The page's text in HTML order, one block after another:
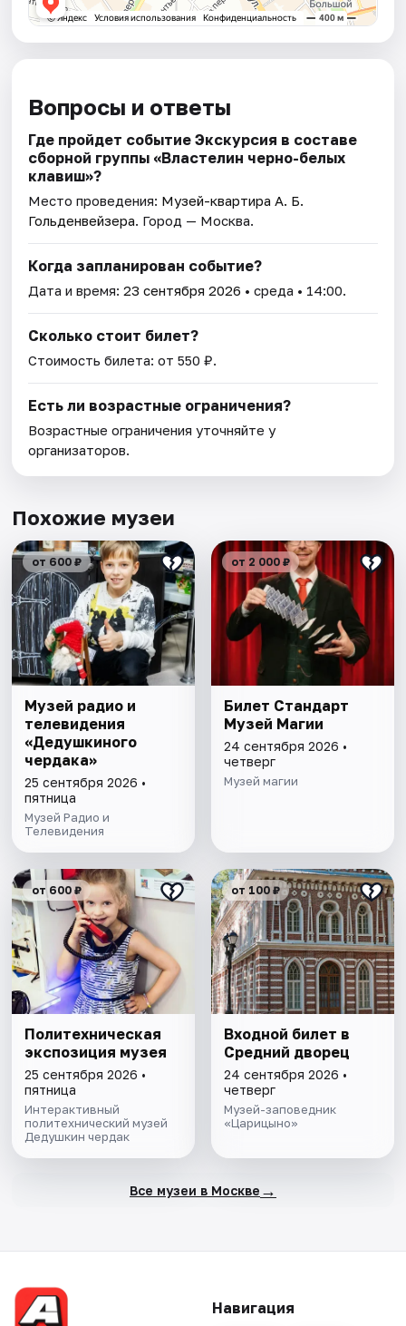
Вопросы и ответы
Где пройдет событие Экскурсия в составе
сборной группы «Властелин черно-белых
клавиш»?
Место проведения: Музей-квартира А. Б.
Гольденвейзера. Город — Москва.
Когда запланирован событие?
Дата и время:23 сентября 2026 • среда • 14:00.
Сколько стоит билет?
Стоимость билета: от 550 ₽.
Есть ли возрастные ограничения?
Возрастные ограничения уточняйте у
организаторов.
Похожие музеи
от 600 ₽
Музей радио и
телевидения
«Дедушкиного
чердака»
25 сентября 2026 •
пятница
Музей Радио и
Телевидения
от 2 000 ₽
Билет Стандарт
Музей Магии
24 сентября 2026 •
четверг
Музей магии
от 600 ₽
Политехническая
экспозиция музея
25 сентября 2026 •
пятница
Интерактивный
политехнический музей
Дедушкин чердак
от 100 ₽
Входной билет в
Средний дворец
24 сентября 2026 •
четверг
Музей-заповедник
«Царицыно»
Все музеи в Москве →
Навигация